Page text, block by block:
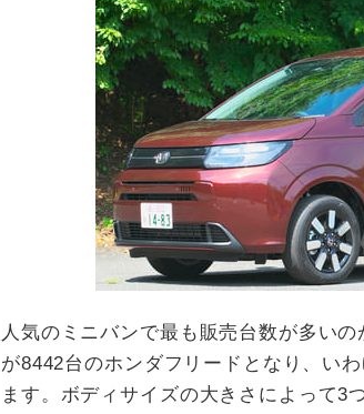
人気のミニバンで最も販売台数が多い
が8442台のホンダフリードとなり、い
ます。ボディサイズの大きさによって3